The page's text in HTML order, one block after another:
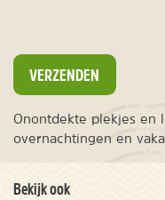
VERZENDEN
Onontdekte plekjes en
overnachtingen en
Bekijk ook